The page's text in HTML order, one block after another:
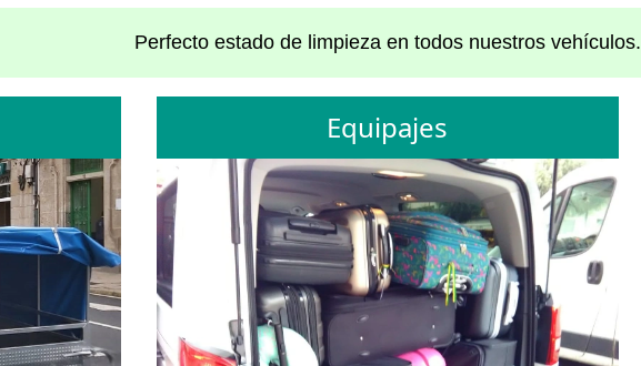
Perfecto estado de limpieza en todos nuestros vehículos.
Equipajes